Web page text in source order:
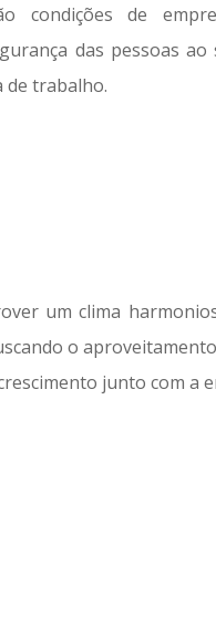
condições de
das pessoas
de trabalho.
um clima
o
junto com a